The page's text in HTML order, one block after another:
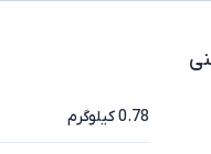
0.78 کیلوگرم